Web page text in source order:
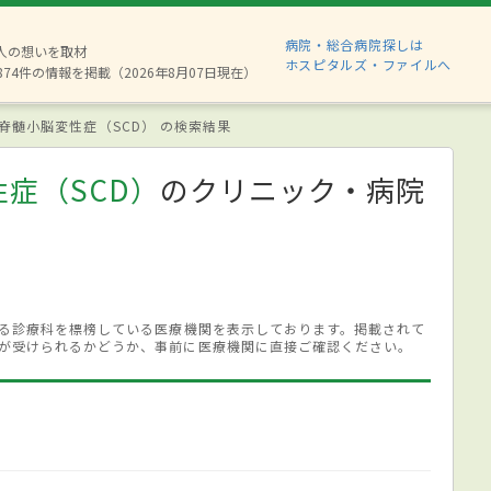
の想いを取材
件の情報を掲載（2026年8月07日現在）
病院・総合病院探しは
ホスピタルズ・ファイルへ
髄小脳変性症（SCD） の検索結果
（SCD） のクリニック・病院
療科を標榜している医療機関を表示しております。掲載されて
けられるかどうか、事前に医療機関に直接ご確認ください。